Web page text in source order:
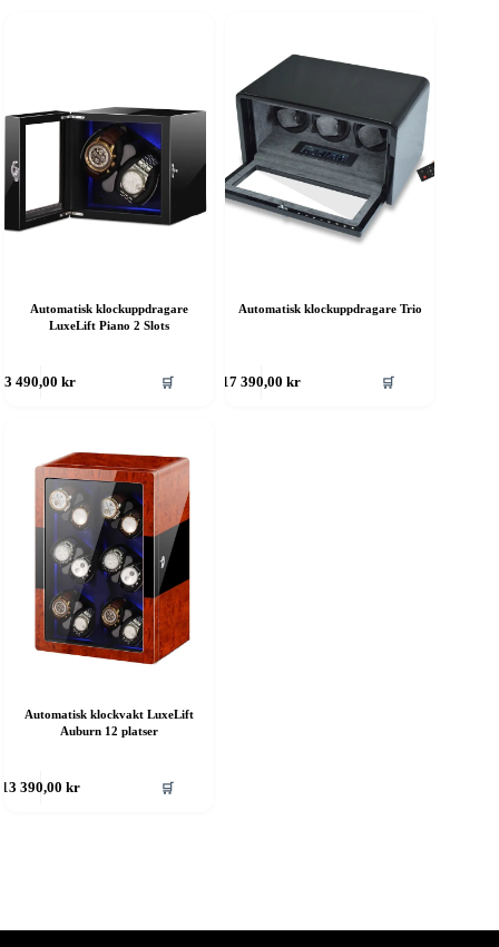
Automatisk klockuppdragare
LuxeLift Piano 2 Slots
3 490,00kr 🛒
Automatisk klockuppdragare Trio
17 390,00 kr 🛒
Automatisk klockvakt LuxeLift
Auburn 12 platser
13 390,00 kr 🛒